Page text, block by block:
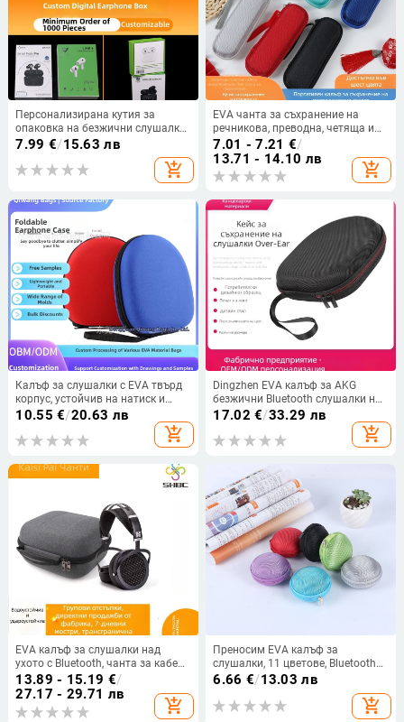
Персонализирана кутия за
опаковка на безжични слушалки
с двустепенен капак и златно
7.99 €/15.63 лв
add_shopping_cart
EVA чанта за съхранение на
речникова, преводна, четяща и
Bluetooth записваща писалка —
правоъгълна форма, горещо
пресована, готова на склад
7.01 - 7.21 €/
13.71 - 14.10 лв
add_shopping_cart
Калъф за слушалки с EVA твърд
корпус, устойчив на натиск и
удар, за безжични сгъваеми
10.55 €/20.63 лв
add_shopping_cart
Dingzhen EVA калъф за AKG
безжични Bluetooth слушалки над
ухото – модел 002
17.02 €/33.29 лв
add_shopping_cart
EVA калъф за слушалки над
ухото с Bluetooth, чанта за кабели
с цип и кутия за съхранение на
цифрови продукти
13.89 - 15.19 €/
27.17 - 29.71 лв
add_shopping_cart
Преносим EVA калъф за
слушалки, 11 цветове, Bluetooth
кабел за данни включен
6.66 €/13.03 лв
add_shopping_cart